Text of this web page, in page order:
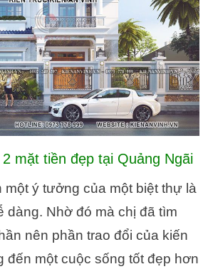
mặt tiền đẹp tại Quảng Ngãi
một ý tưởng của một biệt thự là
dàng. Nhờ đó mà chị đã tìm
nên phần trao đổi của kiến
đến một cuộc sống tốt đẹp hơn